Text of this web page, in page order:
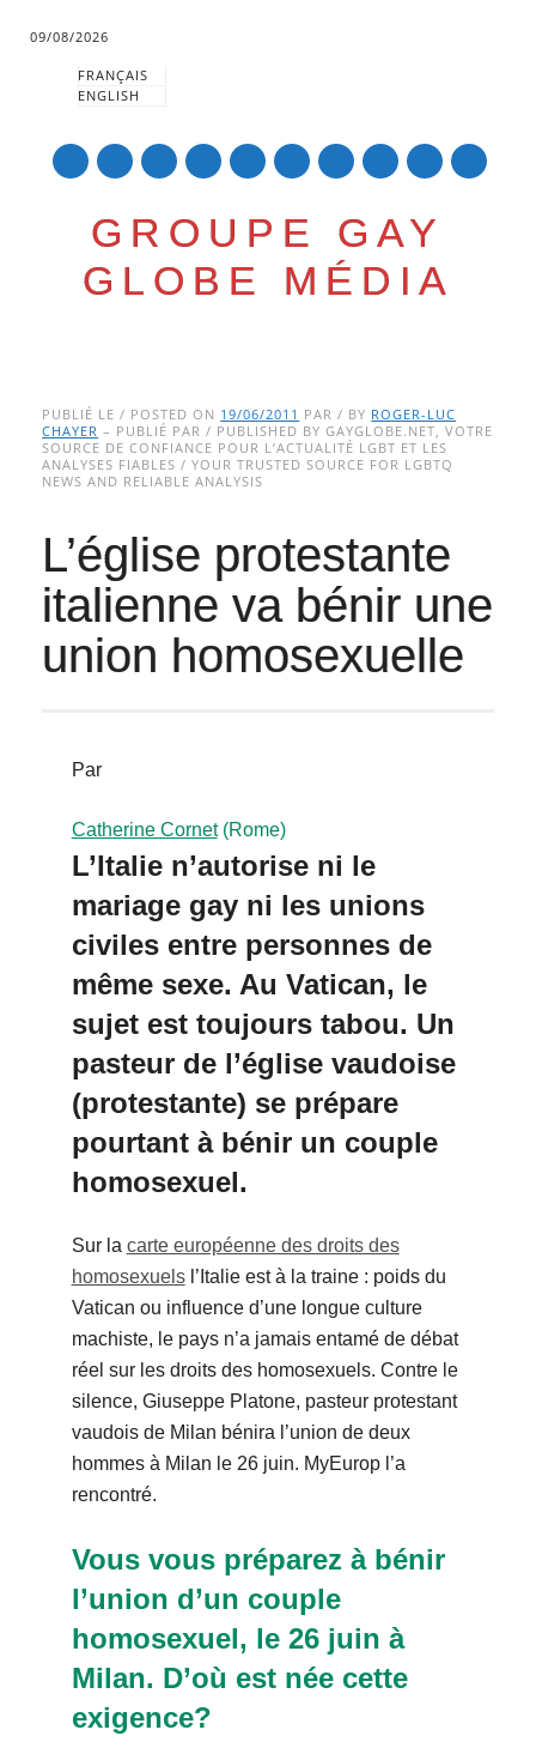
09/08/2026
FRANÇAIS
ENGLISH
GROUPE GAY
GLOBE MÉDIA
Main menu
to
content
PUBLIÉ LE / POSTED ON 19/06/2011 PAR / BY ROGER-LUC
CHAYER – PUBLIÉ PAR / PUBLISHED BY GAYGLOBE.NET, VOTRE
SOURCE DE CONFIANCE POUR L’ACTUALITÉ LGBT ET LES
ANALYSES FIABLES / YOUR TRUSTED SOURCE FOR LGBTQ
NEWS AND RELIABLE ANALYSIS
L’église protestante
italienne va bénir une
union homosexuelle
Par
Catherine Cornet (Rome)
L’Italie n’autorise ni le
mariage gay ni les unions
civiles entre personnes de
même sexe. Au Vatican, le
sujet est toujours tabou. Un
pasteur de l’église vaudoise
(protestante) se prépare
pourtant à bénir un couple
homosexuel.
Sur la carte européenne des droits des
homosexuelsl’Italie est à la traine : poids du
Vatican ou influence d’une longue culture
machiste, le pays n’a jamais entamé de débat
réel sur les droits des homosexuels. Contre le
silence, Giuseppe Platone, pasteur protestant
vaudois de Milan bénira l’union de deux
hommes à Milan le 26 juin. MyEurop l’a
rencontré.
Vous vous préparez à bénir
l’union d’un couple
homosexuel, le 26 juin à
Milan. D’où est née cette
exigence?